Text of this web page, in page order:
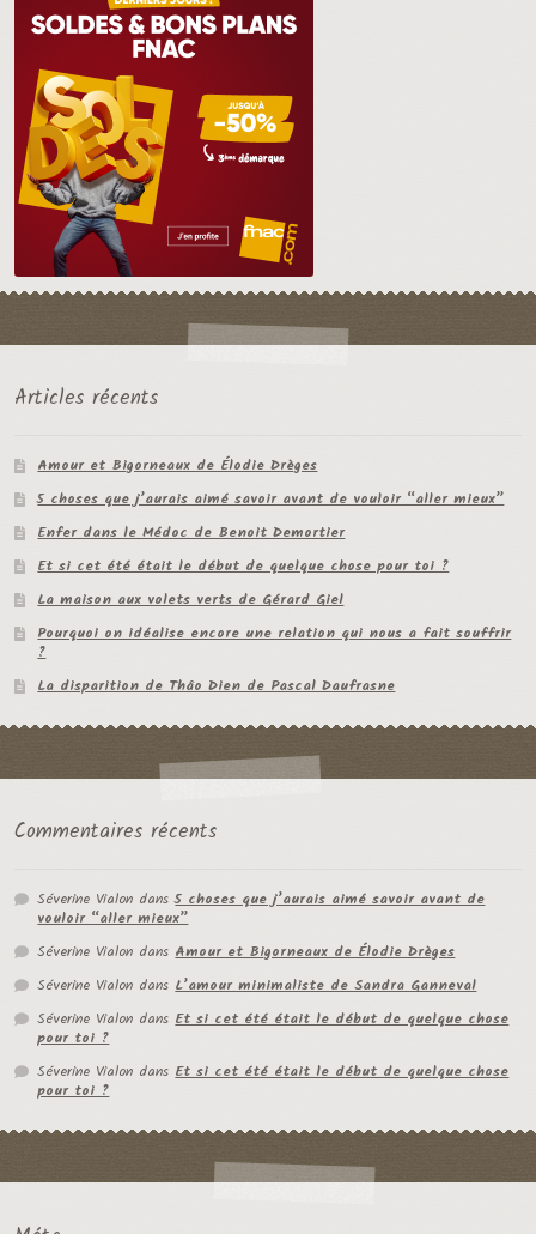
Articles récents
Amour et Bigorneaux de Élodie Drèges
5 choses que j’aurais aimé savoir avant de vouloir “aller mieux”
Enfer dans le Médoc de Benoit Demortier
Et si cet été était le début de quelque chose pour toi ?
La maison aux volets verts de Gérard Giel
Pourquoi on idéalise encore une relation qui nous a fait souffrir
?
La disparition de Thâo Dien de Pascal Daufrasne
Commentaires récents
Séverine Vialon dans5 choses que j’aurais aimé savoir avant de
vouloir “aller mieux”
Séverine Vialon dansAmour et Bigorneaux de Élodie Drèges
Séverine Vialon dansL’amour minimaliste de Sandra Ganneval
Séverine Vialon dansEt si cet été était le début de quelque chose
pour toi ?
Séverine Vialon dansEt si cet été était le début de quelque chose
pour toi ?